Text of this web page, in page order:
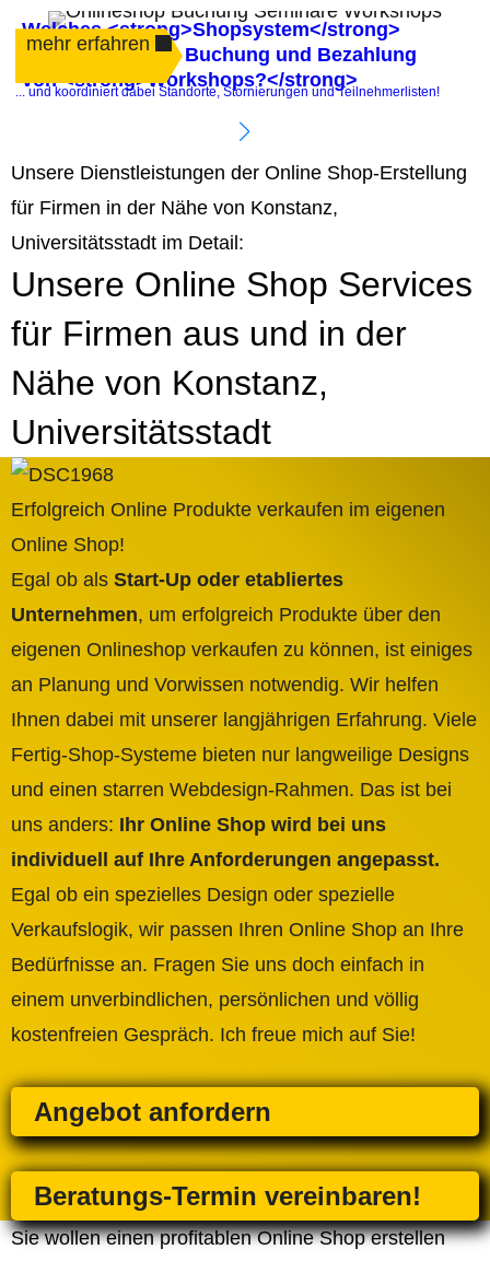
Welches <strong>Shopsystem</strong>
automatisiert die Buchung und Bezahlung
von <strong>Workshops?</strong>
mehr erfahren
... und koordiniert dabei Standorte, Stornierungen und Teilnehmerlisten!
Unsere Dienstleistungen der Online Shop-Erstellung
für Firmen in der Nähe von Konstanz,
Universitätsstadt im Detail:
Unsere Online Shop Services
für Firmen aus und in der
Nähe von Konstanz,
Universitätsstadt
Erfolgreich Online Produkte verkaufen im eigenen
Online Shop!
Egal ob als Start-Up oder etabliertes
Unternehmen, um erfolgreich Produkte über den
eigenen Onlineshop verkaufen zu können, ist einiges
an Planung und Vorwissen notwendig. Wir helfen
Ihnen dabei mit unserer langjährigen Erfahrung. Viele
Fertig-Shop-Systeme bieten nur langweilige Designs
und einen starren Webdesign-Rahmen. Das ist bei
uns anders: Ihr Online Shop wird bei uns
individuell auf Ihre Anforderungen angepasst.
Egal ob ein spezielles Design oder spezielle
Verkaufslogik, wir passen Ihren Online Shop an Ihre
Bedürfnisse an. Fragen Sie uns doch einfach in
einem unverbindlichen, persönlichen und völlig
kostenfreien Gespräch. Ich freue mich auf Sie!
Angebot anfordern
Beratungs-Termin vereinbaren!
Sie wollen einen profitablen Online Shop erstellen